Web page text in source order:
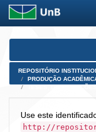
Skip
REPOSITÓRIO
PRODUÇÃO
Use este
http://